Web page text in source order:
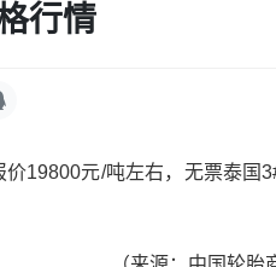
行情
19800元/吨左右，无票泰国